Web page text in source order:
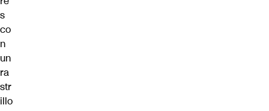
s
co
n
un
ra
str
illo